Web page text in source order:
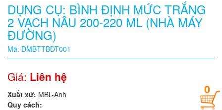
Quy
cách
Giá:
0
đ
0
DỤNG CỤ: BÌNH ĐỊNH MỨC TRẮNG
2 VẠCH NÂU 200-220 ML (NHÀ MÁY
ĐƯỜNG)
Mã: DMBTTBDT001
Giá: Liên hệ
Xuất xứ: MBL-Anh
Quy cách: